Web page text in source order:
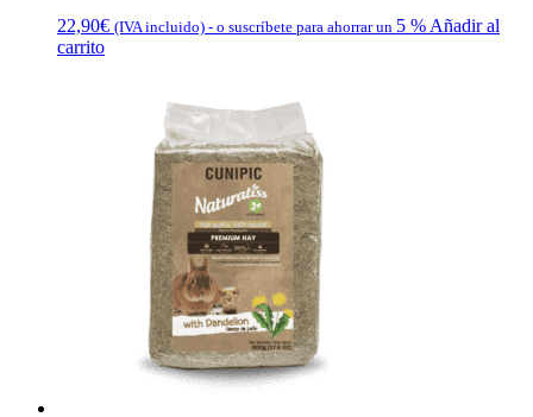
22,90€ (IVA incluido) - o suscríbete para ahorrar un 5 % Añadir al
carrito